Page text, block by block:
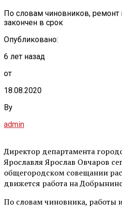
По словам чиновников, ремонт
закончен в срок
Опубликовано:
6 лет назад
от
18.08.2020
By
admin
Директор департамента
Ярославля Ярослав Овчаров
общегородском совещании
движется работа на
По словам чиновника, работы